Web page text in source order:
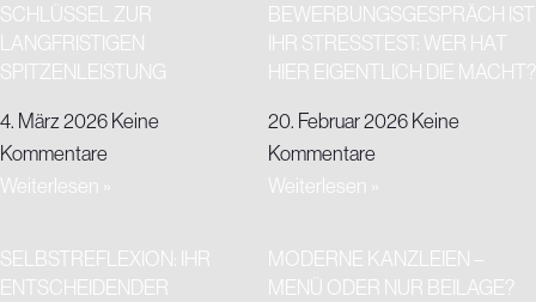
SCHLÜSSEL ZUR
LANGFRISTIGEN
SPITZENLEISTUNG
4. März 2026Keine
Kommentare
Weiterlesen »
BEWERBUNGSGESPRÄCH IST
IHR STRESSTEST: WER HAT
HIER EIGENTLICH DIE MACHT?
20. Februar 2026Keine
Kommentare
Weiterlesen »
SELBSTREFLEXION: IHR
ENTSCHEIDENDER
MODERNE KANZLEIEN –
MENÜ ODER NUR BEILAGE?